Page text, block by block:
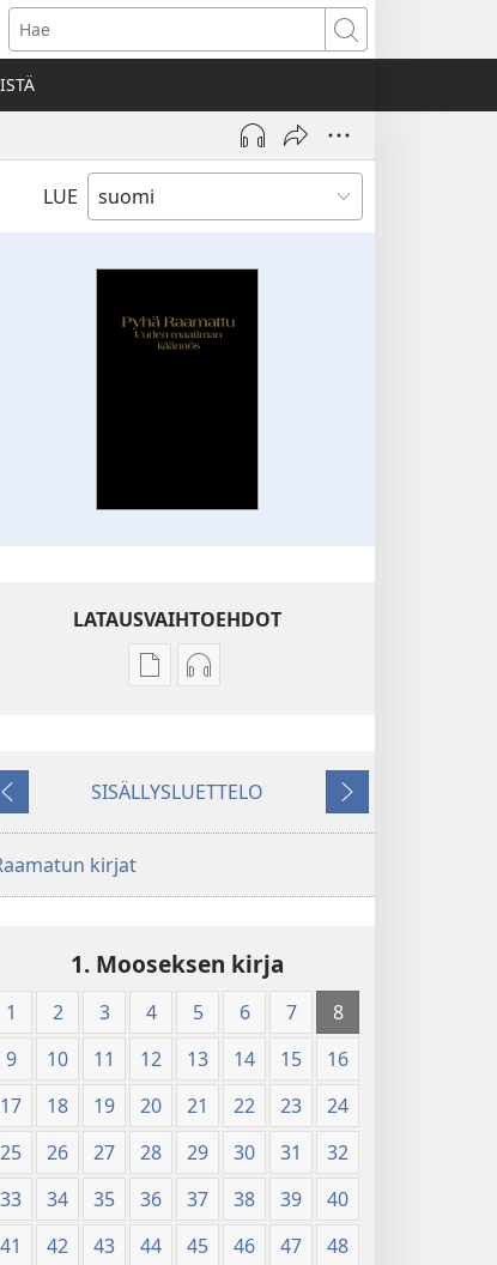
Hae
LUE
LATAUSVAIHTOEHDOT
Julkaisujen
–
Äänitteiden
–
Edellinen
SISÄLLYSLUETTELO
Seuraava
kirjat
1. Mooseksen kirja
1 2 3 4 5 6 7
8
9
10 11 12 13 14 15
16
17
18 19 20 21 22 23
24
25
26 27 28 29 30 31
32
33
34 35 36 37 38 39
40
41
42 43 44 45 46 47
48